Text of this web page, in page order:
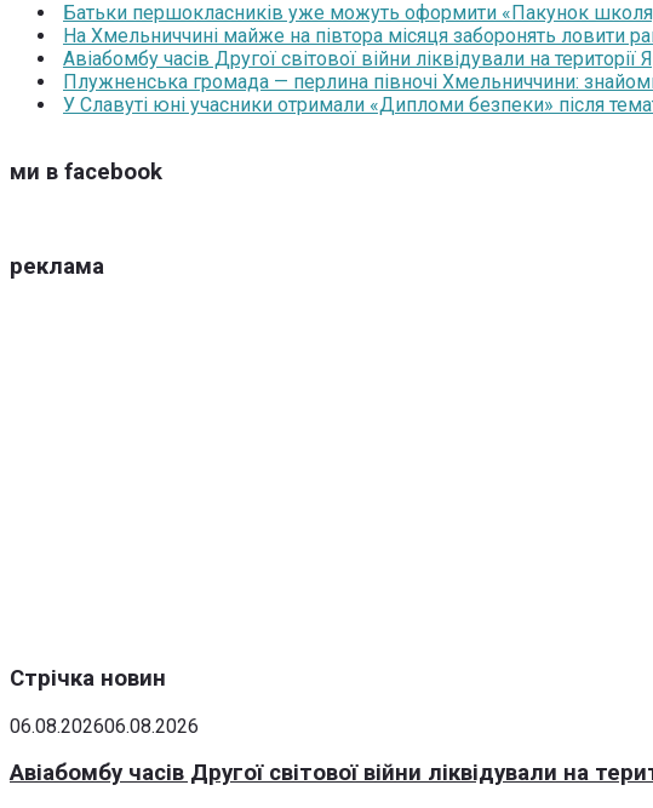
Батьки першокласників уже можуть оформити «Пакунок
На Хмельниччині майже на півтора місяця заборонять ловити
Авіабомбу часів Другої світової війни ліквідували на
Плужненська громада — перлина півночі Хмельниччини:
У Славуті юні учасники отримали «Дипломи безпеки» після
ми в facebook
реклама
Стрічка новин
06.08.202606.08.2026
Авіабомбу часів Другої світової війни ліквідували на